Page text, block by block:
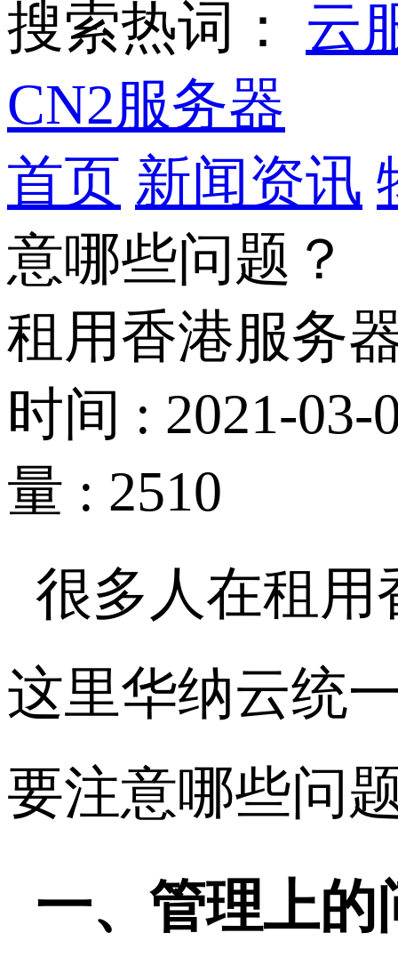
搜索热词： 云
CN2服务器
首页 新闻资讯
意哪些问题？
租用香港服务
时间 : 2021-03-
量 : 2510
很多人在租用
这里华纳云统
要注意哪些问
一、管理上的